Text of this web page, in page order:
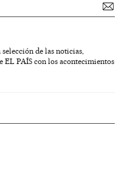
selección de las noticias,
EL PAÍS con los acontecimientos